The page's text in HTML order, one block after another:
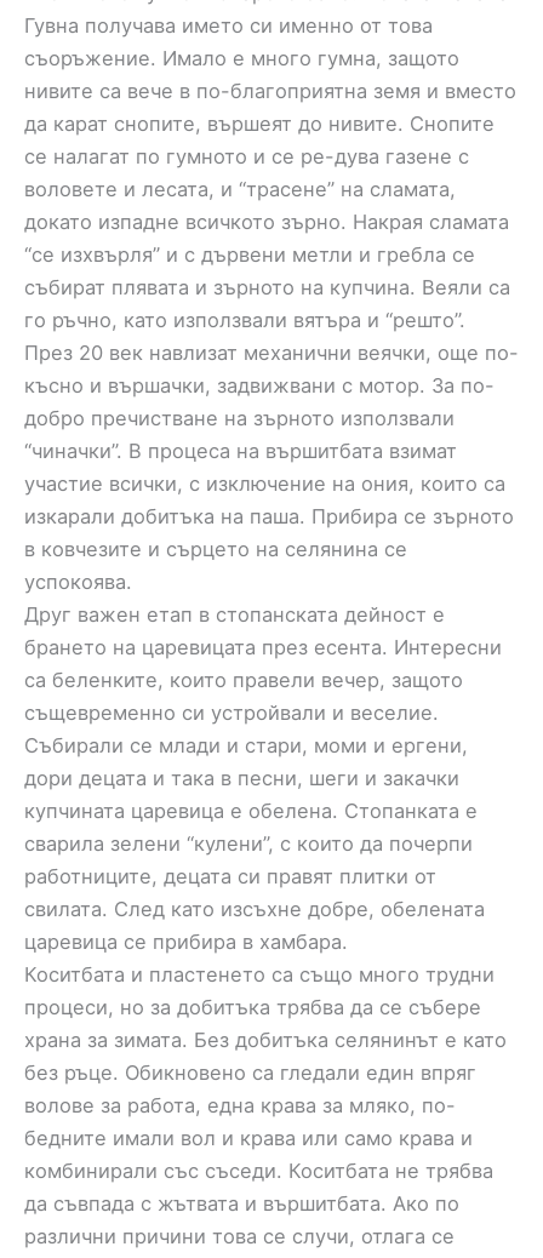
Гувна получава името си именно от това
съоръжение. Имало е много гумна, защото
нивите са вече в по-благоприятна земя и вместо
да карат снопите, вършеят до нивите. Снопите
се налагат по гумното и се ре-дува газене с
воловете и лесата, и “трасене” на сламата,
докато изпадне всичкото зърно. Накрая сламата
“се изхвърля” и с дървени метли и гребла се
събират плявата и зърното на купчина. Веяли са
го ръчно, като използвали вятъра и “решто”.
През 20 век навлизат механични веячки, още по-
късно и вършачки, задвижвани с мотор. За по-
добро пречистване на зърното използвали
“чиначки”. В процеса на вършитбата взимат
участие всички, с изключение на ония, които са
изкарали добитъка на паша. Прибира се зърното
в ковчезите и сърцето на селянина се
успокоява.
Друг важен етап в стопанската дейност е
брането на царевицата през есента. Интересни
са беленките, които правели вечер, защото
същевременно си устройвали и веселие.
Събирали се млади и стари, моми и ергени,
дори децата и така в песни, шеги и закачки
купчината царевица е обелена. Стопанката е
сварила зелени “кулени”, с които да почерпи
работниците, децата си правят плитки от
свилата. След като изсъхне добре, обелената
царевица се прибира в хамбара.
Коситбата и пластенето са също много трудни
процеси, но за добитъка трябва да се събере
храна за зимата. Без добитъка селянинът е като
без ръце. Обикновено са гледали един впряг
волове за работа, една крава за мляко, по-
бедните имали вол и крава или само крава и
комбинирали със съседи. Коситбата не трябва
да съвпада с жътвата и вършитбата. Ако по
различни причини това се случи, отлага се